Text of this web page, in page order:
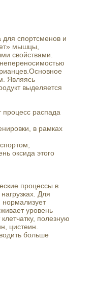
спортсменов и
мышцы,
свойствами.
Являясь
выделяется
процесс распада
в рамках
оксида этого
процессы в
Для
уровень
полезную
цистеин.
больше